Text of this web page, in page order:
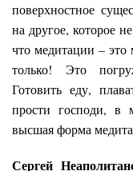
поверхностное
на другое, которое
что медитации –
только! Это
Готовить еду,
прости господи, в
высшая форма
Сергей